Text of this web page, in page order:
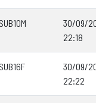
SUB10M
30/09/
22:18
30/09/
22:22